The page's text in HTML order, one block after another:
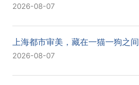
2026-08-07
上海都市审美，藏在一猫一狗之间
2026-08-07